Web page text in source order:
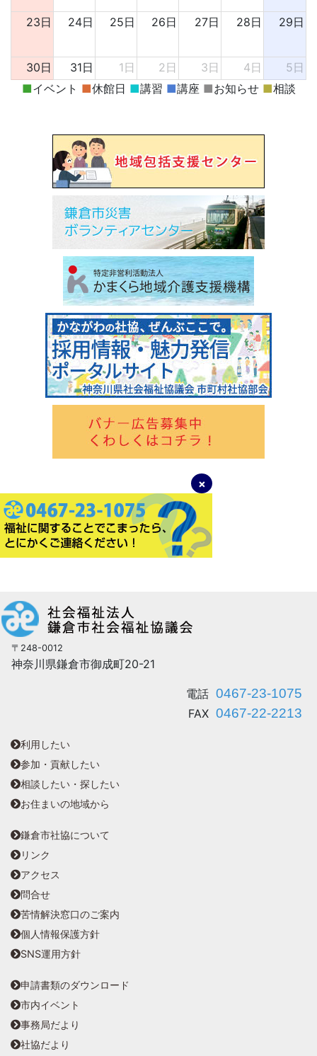
23日 24日 25日 26日 27日 28日 29日
30日 31日 1日 2日 3日 4日
5日
■イベント ■休館日 ■講習 ■講座 ■お知らせ ■相談
〒248-0012
神奈川県鎌倉市御成町20-21
電話 0467-23-1075
FAX 0467-22-2213
利用したい
参加・貢献したい
相談したい・探したい
お住まいの地域から
鎌倉市社協について
リンク
アクセス
問合せ
苦情解決窓口のご案内
個人情報保護方針
SNS運用方針
申請書類のダウンロード
市内イベント
事務局だより
社協だより